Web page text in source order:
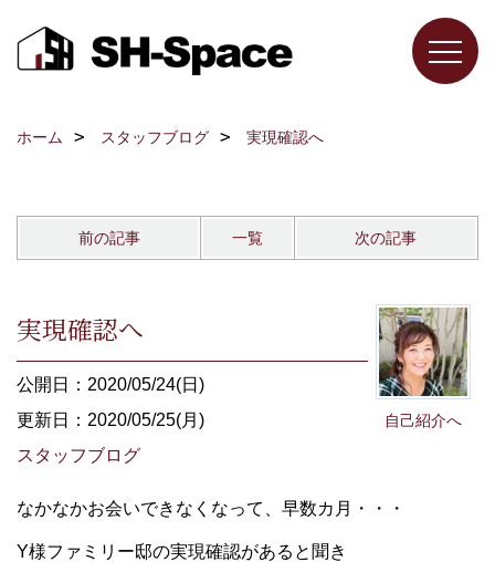
ホーム スタッフブログ 実現確認へ
前の記事 一覧 次の記事
自己紹介へ
実現確認へ
公開日：2020/05/24(日)
更新日：2020/05/25(月)
スタッフブログ
なかなかお会いできなくなって、早数カ月・・・
Y様ファミリー邸の実現確認があると聞き